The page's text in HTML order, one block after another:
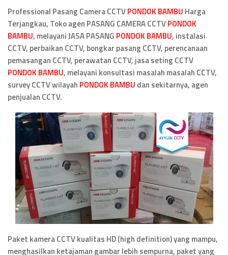
Professional Pasang Camera CCTVPONDOK BAMBU Harga
Terjangkau, Toko agen PASANG CAMERA CCTVPONDOK
BAMBU, melayani JASA PASANG PONDOK BAMBU, instalasi
CCTV, perbaikan CCTV, bongkar pasang CCTV, perencanaan
pemasangan CCTV, perawatan CCTV, jasa seting CCTV
PONDOK BAMBU, melayani konsultasi masalah masalah CCTV,
survey CCTV wilayah PONDOK BAMBU dan sekitarnya, agen
penjualan CCTV.
Paket kamera CCTV kualitas HD (high definition) yang mampu,
menghasilkan ketajaman gambar lebih sempurna, paket yang